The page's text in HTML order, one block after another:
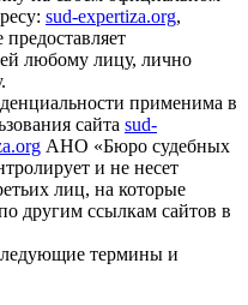
sud-expertiza.org,
предоставляет
любому лицу, лично
применима в
сайта sud-
АНО «Бюро судебных
и не несет
лиц, на которые
другим ссылкам сайтов в
термины и